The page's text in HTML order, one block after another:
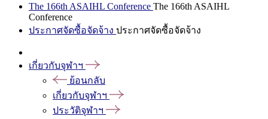
The 166th ASAIHL Conference The 166th ASAIHL
Conference
ประกาศจัดซื้อจัดจ้าง ประกาศจัดซื้อจัดจ้าง
เกี่ยวกับจุฬาฯ
ย้อนกลับ
เกี่ยวกับจุฬาฯ
ประวัติจุฬาฯ